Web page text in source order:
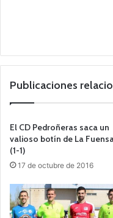
Publicaciones
El CD Pedroñeras saca un
valioso botín de La
(1-1)
17 de octubre de 2016